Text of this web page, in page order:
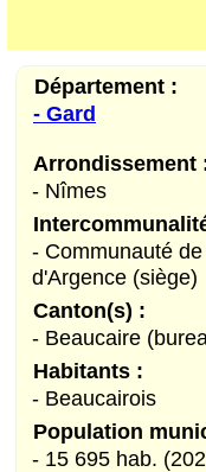
Département :
- Gard
Arrondissement
- Nîmes
- Communauté
d'Argence (siège)
Canton(s) :
- Beaucaire
Habitants :
- Beaucairois
Population
- 15 695 hab.